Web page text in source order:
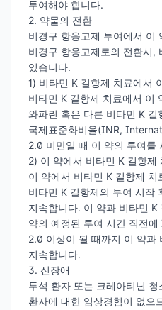
투여해야 합니다.
2. 약물의 전환
비경구 항응고제 투여에서 이
비경구 항응고제로의 전환시,
있습니다.
1) 비타민 K 길항제 치료에서
비타민 K 길항제 치료에서 이
와파린 혹은 다른 비타민 K 길
국제표준화비율(INR,
2.0 미만일 때 이 약의 투여를
2) 이 약에서 비타민 K 길항제
이 약에서 비타민 K 길항제
비타민 K 길항제의 투여 시작
지속합니다. 이 약과 비타민
약의 예정된 투여 시간 직전
2.0 이상이 될 때까지 이 약과
지속합니다.
3. 신장애
투석 환자 또는 크레아티닌
환자에 대한 임상경험이 없으